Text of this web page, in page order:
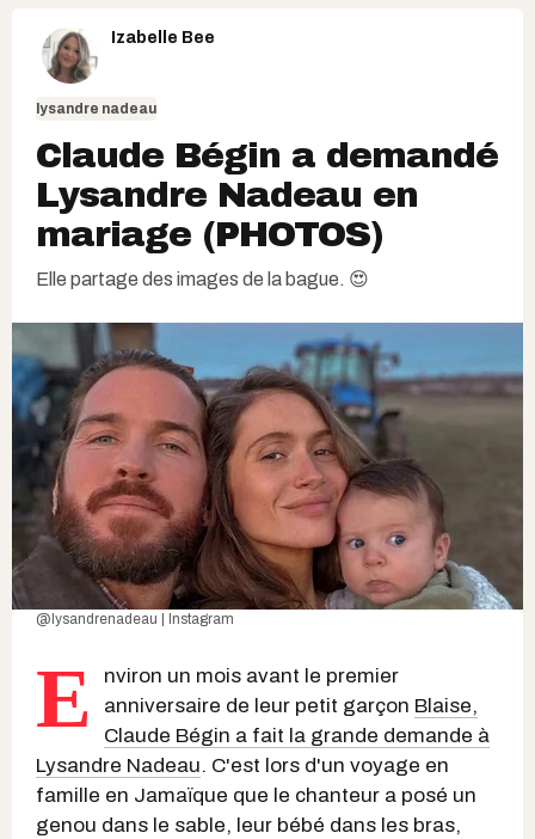
Izabelle Bee
lysandre nadeau
Claude Bégin a demandé
Lysandre Nadeau en
mariage (PHOTOS)
Elle partage des images de la bague. 😍
@lysandrenadeau | Instagram
E
nviron un mois avant le premier
anniversaire de leur petit garçon Blaise,
Claude Bégin a fait la grande demande à
Lysandre Nadeau. C'est lors d'un voyage en
famille en Jamaïque que le chanteur a posé un
genou dans le sable, leur bébé dans les bras,